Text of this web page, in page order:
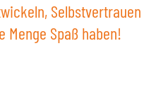
Selbstvertrauen
Menge Spaß haben!